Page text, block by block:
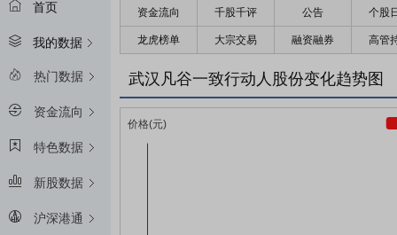
首页
我的数据
热门数据
资金流向
特色数据
新股数据
沪深港通
资金流向 千股千评 公告 个股
龙虎榜单 大宗交易 融资融券 高管
武汉凡谷一致行动人股份变化趋势图